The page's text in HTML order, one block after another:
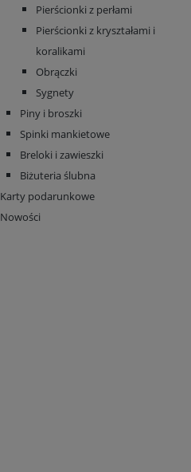
Pierścionki z perłami
Pierścionki z kryształami i
koralikami
Obrączki
Sygnety
Piny i broszki
Spinki mankietowe
Breloki i zawieszki
Biżuteria ślubna
Karty podarunkowe
Nowości